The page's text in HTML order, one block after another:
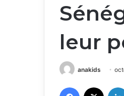
leur
anakids
Facebook